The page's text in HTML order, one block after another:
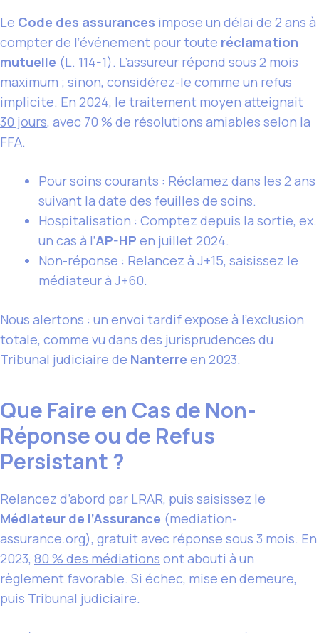
Le Code des assurances impose un délai de 2 ans à
compter de l’événement pour toute réclamation
mutuelle (L. 114-1). L’assureur répond sous 2 mois
maximum ; sinon, considérez-le comme un refus
implicite. En 2024, le traitement moyen atteignait
30 jours, avec 70 % de résolutions amiables selon la
FFA.
Pour soins courants : Réclamez dans les 2 ans
suivant la date des feuilles de soins.
Hospitalisation : Comptez depuis la sortie, ex.
un cas à l’AP-HP en juillet 2024.
Non-réponse : Relancez à J+15, saisissez le
médiateur à J+60.
Nous alertons : un envoi tardif expose à l’exclusion
totale, comme vu dans des jurisprudences du
Tribunal judiciaire de Nanterre en 2023.
Que Faire en Cas de Non-
Réponse ou de Refus
Persistant ?
Relancez d’abord par LRAR, puis saisissez le
Médiateur de l’Assurance (mediation-
assurance.org), gratuit avec réponse sous 3 mois. En
2023, 80 % des médiations ont abouti à un
règlement favorable. Si échec, mise en demeure,
puis Tribunal judiciaire.